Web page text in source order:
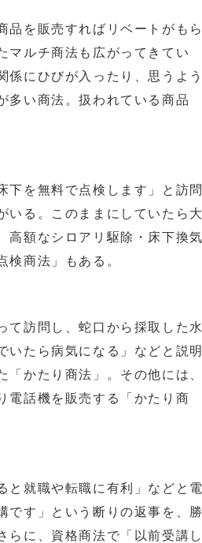
を販売すればリベートがもら
マルチ商法も広がってきてい
係にひびが入ったり、思うよう
多い商法。扱われている商品
を無料で点検します」と訪問
いる。このままにしていたら大
高額なシロアリ駆除・床下換気
検商法」もある。
訪問し、蛇口から採取した水
いたら病気になる」などと説明
かたり商法」。その他には、
電話機を販売する「かたり商
就職や転職に有利」などと電
です」という断りの返事を、勝
らに、資格商法で「以前受講し